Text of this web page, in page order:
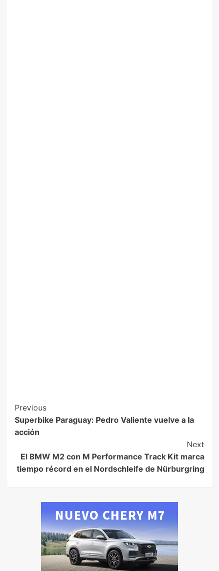
Previous
Superbike Paraguay: Pedro Valiente vuelve a la
acción
Next
El BMW M2 con M Performance Track Kit marca
tiempo récord en el Nordschleife de Nürburgring